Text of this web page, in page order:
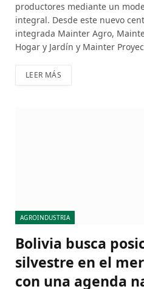
productores mediante un
integral. Desde este nuevo
integrada Mainter Agro,
Hogar y Jardín y Mainter
LEER MÁS
AGROINDUSTRIA
Bolivia busca
silvestre en el
con una agenda